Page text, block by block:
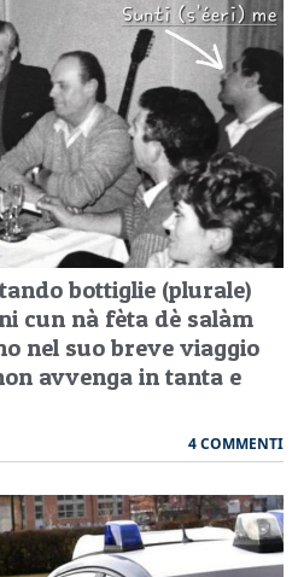
bottiglie (plurale)
cun nà fèta dè salàm
nel suo breve viaggio
avvenga in tanta e
4 COMMENTI